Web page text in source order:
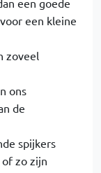
een kleine
zoveel
ons
de
spijkers
zo zijn